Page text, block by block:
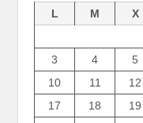
L M X
3
4 5
10
11 12
17
18 19